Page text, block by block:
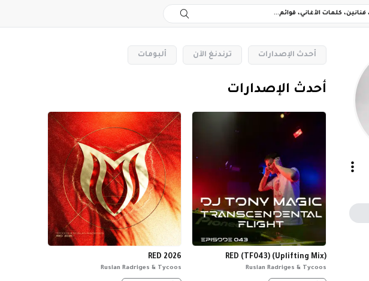
‏أحدث الإصدارات ‏ترندنغ الآن ‏ألبومات
‏أحدث الإصدارات
RED (TF043) (Uplifting Mix)
Ruslan Radriges & Tycoos
RED 2026
Ruslan Radriges & Tycoos